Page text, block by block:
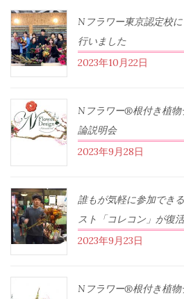
Nフラワー東京認定校
行いました
2023年10月22日
Nフラワー®根付き植
論説明会
2023年9月28日
誰もが気軽に参加でき
スト「コレコン」が復
2023年9月23日
Nフラワー®根付き植